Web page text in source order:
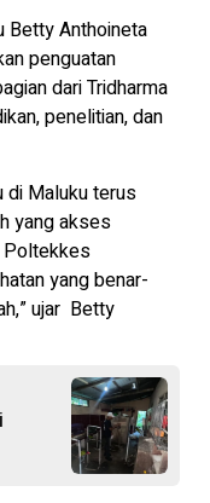
Betty Anthoineta
penguatan
dari Tridharma
penelitian, dan
di Maluku terus
yang akses
Poltekkes
yang benar-
ujar Betty